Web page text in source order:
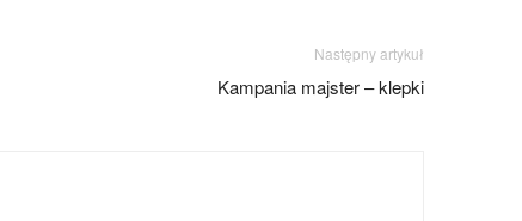
Następny artykuł
Kampania majster – klepki